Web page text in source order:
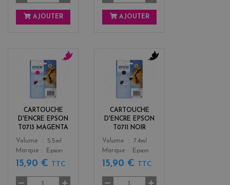
AJOUTER AJOUTER
CARTOUCHE
D'ENCRE EPSON
T0713 MAGENTA
Color
n
t
a
Volume
5.5ml
Marque
Epson
15,90 € TTC
CARTOUCHE
D'ENCRE EPSON
T0711 NOIR
Color
k
Volume
7.4ml
Marque
Epson
15,90 € TTC